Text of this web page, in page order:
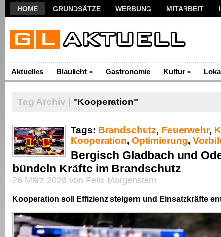
HOME GRUNDSÄTZE WERBUNG MITARBEIT
Aktuelles Blaulicht » Gastronomie Kultur »
Tag Archiv | "Kooperation"
Tags: Brandschutz, Feuerwehr,
Kooperation, Optimierung,
Bergisch Gladbach und
bündeln Kräfte im Brandschutz
26 März 2026 von Felix Morgenstern
Kooperation soll Effizienz steigern und Einsatzkräfte